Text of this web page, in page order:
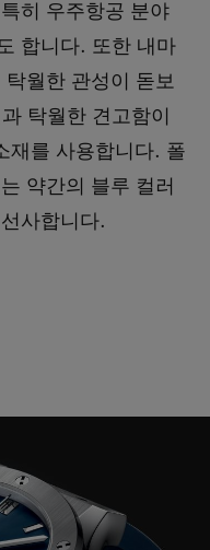
히 우주항공 분야
합니다. 또한 내마
월한 관성이 돋보
탁월한 견고함이
재를 사용합니다. 폴
약간의 블루 컬러
사합니다.